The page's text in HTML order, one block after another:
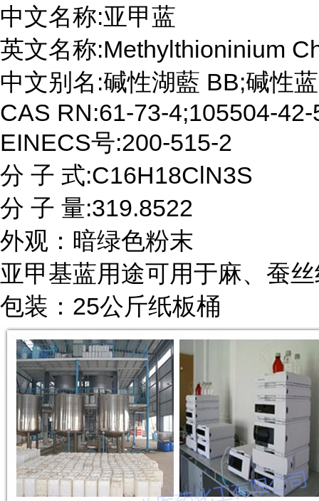
中文名称:亚甲蓝
英文名称:Methylthioninium
中文别名:碱性湖藍 BB;碱性
CAS RN:61-73-4;105504-
EINECS号:200-515-2
分 子 式:C16H18ClN3S
分 子 量:319.8522
外观：暗绿色粉末
亚甲基蓝用途可用于麻、蚕
包装：25公斤纸板桶